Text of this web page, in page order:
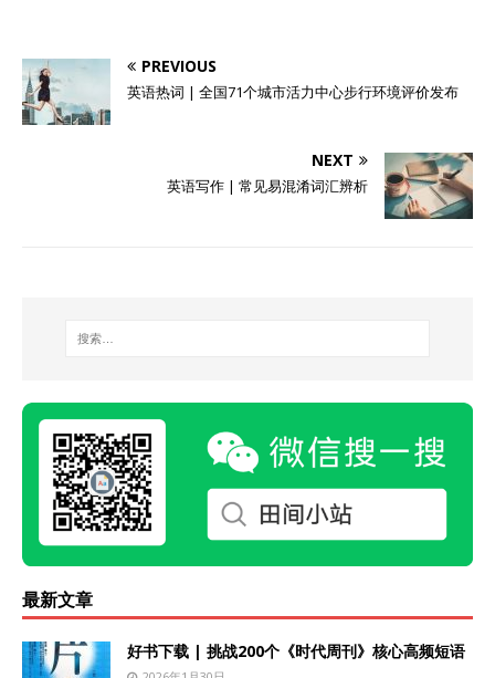
PREVIOUS
英语热词 | 全国71个城市活力中心步行环境评价发布
NEXT
英语写作 | 常见易混淆词汇辨析
最新文章
好书下载 | 挑战200个《时代周刊》核心高频短语